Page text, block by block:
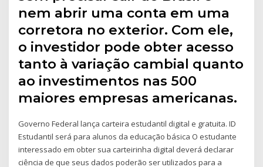
nem abrir uma conta em uma
corretora no exterior. Com ele,
o investidor pode obter acesso
tanto à variação cambial quanto
ao investimentos nas 500
maiores empresas americanas.
Governo Federal lança carteira estudantil digital e gratuita. ID
Estudantil será para alunos da educação básica O estudante
interessado em obter sua carteirinha digital deverá declarar
ciência de que seus dados poderão ser utilizados para a